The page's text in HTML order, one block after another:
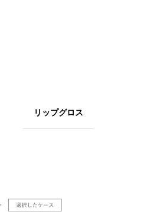
リップグロス